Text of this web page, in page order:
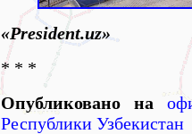
«Рresident.uz»
* * *
Опубликовано на
Республики Узбекистан